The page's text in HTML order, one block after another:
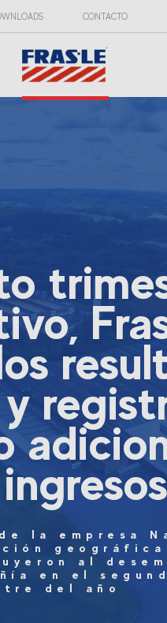
CONTACTO
la empresa
geográfica
al
en el
del año